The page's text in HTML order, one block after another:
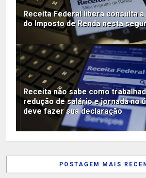
Receita Federal libera consulta
do Imposto de Renda nesta
Receita não sabe como
redução de salário e jornada no
deve fazer sua declaração
POSTAGEM MAIS